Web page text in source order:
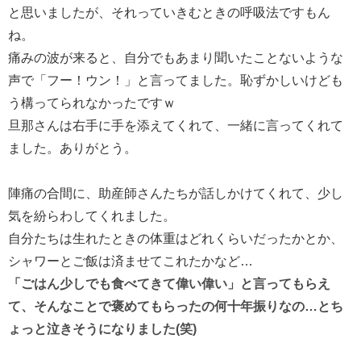
と思いましたが、それっていきむときの呼吸法ですもん
ね。
痛みの波が来ると、自分でもあまり聞いたことないような
声で「フー！ウン！」と言ってました。恥ずかしいけども
う構ってられなかったですｗ
旦那さんは右手に手を添えてくれて、一緒に言ってくれて
ました。ありがとう。
陣痛の合間に、助産師さんたちが話しかけてくれて、少し
気を紛らわしてくれました。
自分たちは生れたときの体重はどれくらいだったかとか、
シャワーとご飯は済ませてこれたかなど…
「ごはん少しでも食べてきて偉い偉い」と言ってもらえ
て、そんなことで褒めてもらったの何十年振りなの…とち
ょっと泣きそうになりました(笑)